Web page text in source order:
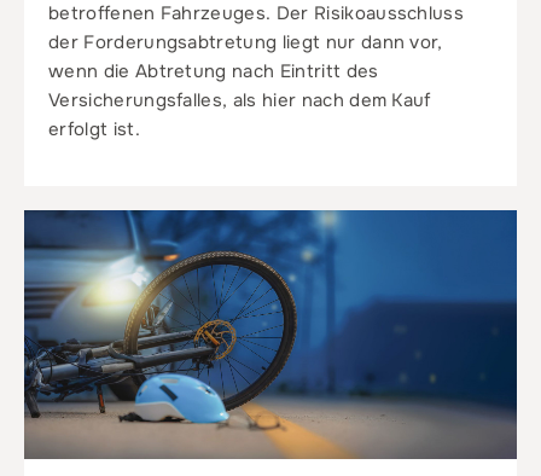
betroffenen Fahrzeuges. Der Risikoausschluss
der Forderungsabtretung liegt nur dann vor,
wenn die Abtretung nach Eintritt des
Versicherungsfalles, als hier nach dem Kauf
erfolgt ist.